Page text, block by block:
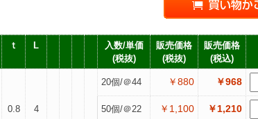
ｔ L
入数/単価
(税抜)
販売価格
(税抜)
販売価格
(税込)
0.8 4
20個/＠44 ￥880 ￥968
50個/＠22 ￥1,100 ￥1,210